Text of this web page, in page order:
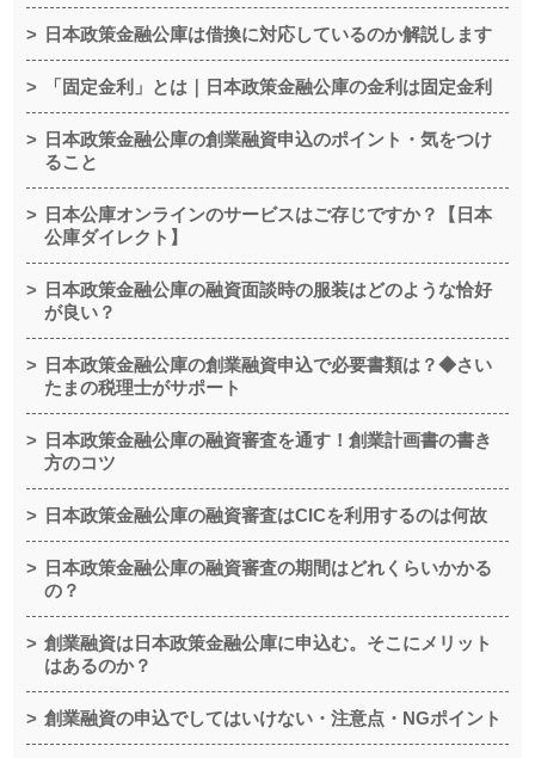
日本政策金融公庫は借換に対応しているのか解説します
「固定金利」とは｜日本政策金融公庫の金利は固定金利
日本政策金融公庫の創業融資申込のポイント・気をつけ
ること
日本公庫オンラインのサービスはご存じですか？【日本
公庫ダイレクト】
日本政策金融公庫の融資面談時の服装はどのような恰好
が良い？
日本政策金融公庫の創業融資申込で必要書類は？◆さい
たまの税理士がサポート
日本政策金融公庫の融資審査を通す！創業計画書の書き
方のコツ
日本政策金融公庫の融資審査はCICを利用するのは何故
日本政策金融公庫の融資審査の期間はどれくらいかかる
の？
創業融資は日本政策金融公庫に申込む。そこにメリット
はあるのか？
創業融資の申込でしてはいけない・注意点・NGポイント